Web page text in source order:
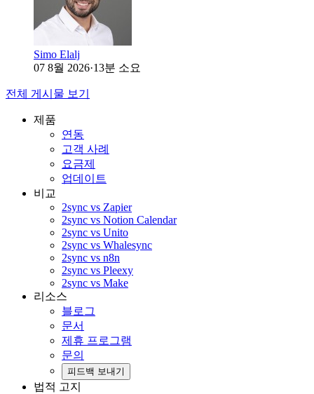
Simo Elalj
07 8월 2026·13분 소요
전체 게시물 보기
제품
연동
고객 사례
요금제
업데이트
비교
2sync vs Zapier
2sync vs Notion Calendar
2sync vs Unito
2sync vs Whalesync
2sync vs n8n
2sync vs Pleexy
2sync vs Make
리소스
블로그
문서
제휴 프로그램
문의
피드백 보내기
법적 고지